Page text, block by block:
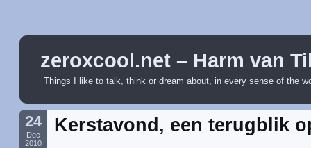
zeroxcool.net – Harm van
Things I like to talk, think or dream about, in every sense of the
24
Dec
2010
Kerstavond, een terugblik